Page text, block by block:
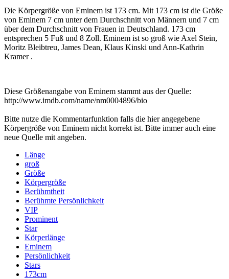
Die Körpergröße von Eminem ist 173 cm. Mit 173 cm ist die Größe
von Eminem 7 cm unter dem Durchschnitt von Männern und 7 cm
über dem Durchschnitt von Frauen in Deutschland. 173 cm
entsprechen 5 Fuß und 8 Zoll. Eminem ist so groß wie Axel Stein,
Moritz Bleibtreu, James Dean, Klaus Kinski und Ann-Kathrin
Kramer .
Diese Größenangabe von Eminem stammt aus der Quelle:
http://www.imdb.com/name/nm0004896/bio
Bitte nutze die Kommentarfunktion falls die hier angegebene
Körpergröße von Eminem nicht korrekt ist. Bitte immer auch eine
neue Quelle mit angeben.
Länge
groß
Größe
Körpergröße
Berühmtheit
Berühmte Persönlichkeit
VIP
Prominent
Star
Körperlänge
Eminem
Persönlichkeit
Stars
173cm